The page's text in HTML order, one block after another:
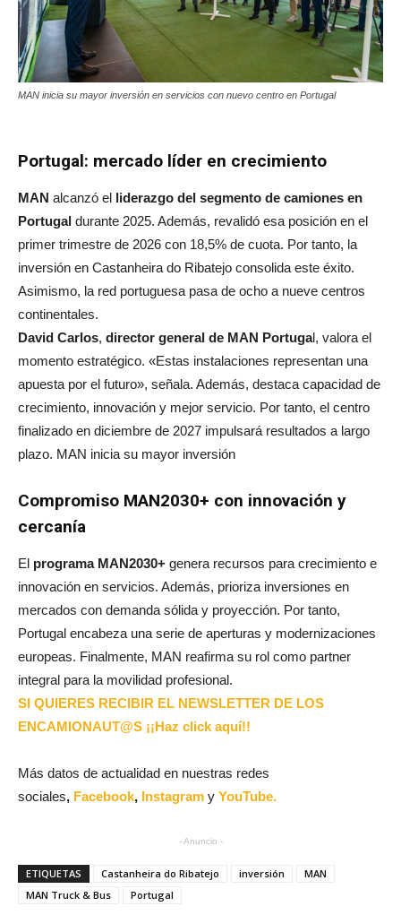
MAN inicia su mayor inversión en servicios con nuevo centro en Portugal
Portugal: mercado líder en crecimiento
MAN alcanzó el liderazgo del segmento de camiones en
Portugal durante 2025. Además, revalidó esa posición en el
primer trimestre de 2026 con 18,5% de cuota. Por tanto, la
inversión en Castanheira do Ribatejo consolida este éxito.
Asimismo, la red portuguesa pasa de ocho a nueve centros
continentales.
David Carlos, director general de MAN Portugal, valora el
momento estratégico. «Estas instalaciones representan una
apuesta por el futuro», señala. Además, destaca capacidad de
crecimiento, innovación y mejor servicio. Por tanto, el centro
finalizado en diciembre de 2027 impulsará resultados a largo
plazo. MAN inicia su mayor inversión
Compromiso MAN2030+ con innovación y
cercanía
El programa MAN2030+ genera recursos para crecimiento e
innovación en servicios. Además, prioriza inversiones en
mercados con demanda sólida y proyección. Por tanto,
Portugal encabeza una serie de aperturas y modernizaciones
europeas. Finalmente, MAN reafirma su rol como partner
integral para la movilidad profesional.
SI QUIERES RECIBIR EL NEWSLETTER DE LOS
ENCAMIONAUT@S ¡¡Haz click aquí!!
Más datos de actualidad en nuestras redes
sociales, Facebook, Instagram y YouTube.
- Anuncio -
ETIQUETAS Castanheira do Ribatejo inversión
MAN
MAN Truck & Bus
Portugal